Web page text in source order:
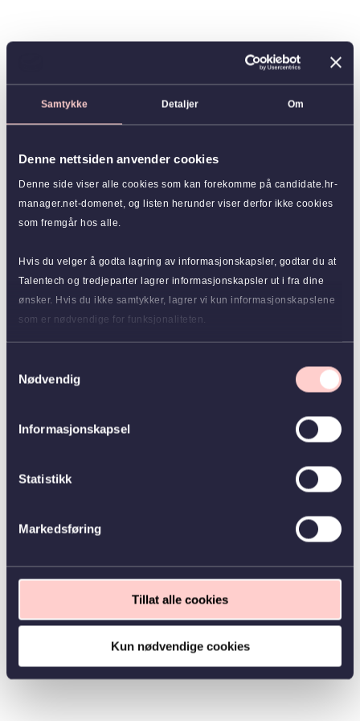
Samtykke Detaljer Om
Denne nettsiden anvender cookies
Denne side viser alle cookies som kan forekomme på candidate.hr-
manager.net-domenet, og listen herunder viser derfor ikke cookies
som fremgår hos alle.
Hvis du velger å godta lagring av informasjonskapsler, godtar du at
Talentech og tredjeparter lagrer informasjonskapsler ut i fra dine
ønsker. Hvis du ikke samtykker, lagrer vi kun informasjonskapslene
som er nødvendige for funksjonaliteten.
Nødvendig
Informasjonskapsel
Statistikk
Markedsføring
Tillat alle cookies
Kun nødvendige cookies